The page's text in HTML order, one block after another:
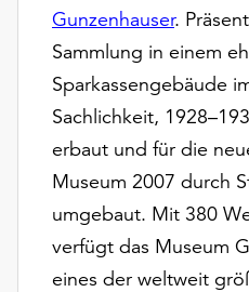
ausgeführt.
Möchten
verwendeten
Cookies
anpassen,
erreichen
Gunzenhauser.
Sammlung in einem
Sparkassengebäude
Sachlichkeit,
erbaut und für die
Museum 2007 durch
umgebaut. Mit 380
verfügt das Museum
eines der weltweit